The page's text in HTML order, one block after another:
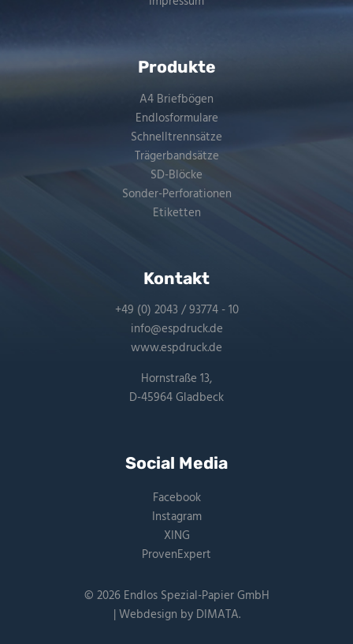
Produkte
A4 Briefbögen
Endlosformulare
Schnelltrennsätze
Trägerbandsätze
SD-Blöcke
Sonder-Perforationen
Etiketten
Kontakt
+49 (0) 2043 / 93774 - 10
info@espdruck.de
www.espdruck.de
Hornstraße 13,
D-45964 Gladbeck
Social Media
Facebook
Instagram
XING
ProvenExpert
© 2026 Endlos Spezial-Papier GmbH
| Webdesign by DIMATA.